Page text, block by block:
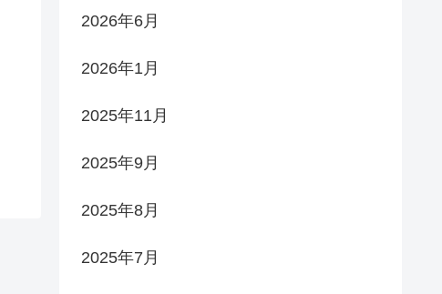
2026年6月
2026年1月
2025年11月
2025年9月
2025年8月
2025年7月